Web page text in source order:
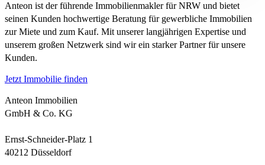
Anteon ist der führende Immobilienmakler für NRW und bietet
seinen Kunden hochwertige Beratung für gewerbliche Immobilien
zur Miete und zum Kauf. Mit unserer langjährigen Expertise und
unserem großen Netzwerk sind wir ein starker Partner für unsere
Kunden.
Jetzt Immobilie finden
Anteon Immobilien
GmbH & Co. KG
Ernst-Schneider-Platz 1
40212 Düsseldorf